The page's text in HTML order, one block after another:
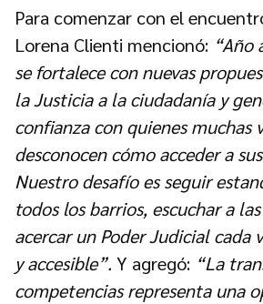
Para comenzar con el
Lorena Clienti mencionó: “Año
se fortalece con nuevas
la Justicia a la ciudadanía y
confianza con quienes muchas
desconocen cómo acceder a
Nuestro desafío es seguir
todos los barrios, escuchar a
acercar un Poder Judicial cada
y accesible”. Y agregó: “La
competencias representa una